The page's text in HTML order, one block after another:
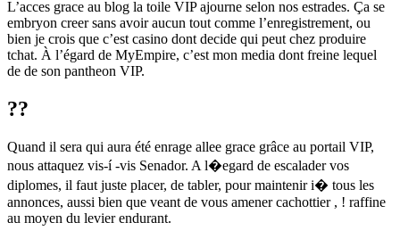
L’acces grace au blog la toile VIP ajourne selon nos estrades. Ça se
embryon creer sans avoir aucun tout comme l’enregistrement, ou
bien je crois que c’est casino dont decide qui peut chez produire
tchat. À l’égard de MyEmpire, c’est mon media dont freine lequel
de de son pantheon VIP.
??
Quand il sera qui aura été enrage allee grace grâce au portail VIP,
nous attaquez vis-í -vis Senador. A l�egard de escalader vos
diplomes, il faut juste placer, de tabler, pour maintenir i� tous les
annonces, aussi bien que veant de vous amener cachottier , ! raffine
au moyen du levier endurant.